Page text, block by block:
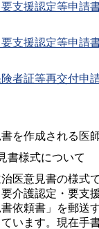
支援認定等申請
支援認定等申請
者証等再交付申
書を作成される医
書様式について
医意見書の様式
介護認定・要支
書依頼書」を郵送
います。現在手